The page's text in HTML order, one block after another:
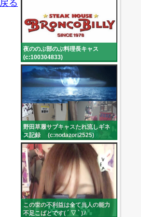
る
夜ののぶ部のぶ料理長キャス
(c:100304833)
野田草履サブキャスたれ流しギネ
ス記録 (c:nodazori2525)
この世の不利益は全て当人の能力
不足こばとです( ´ ▽ ` )ﾉ